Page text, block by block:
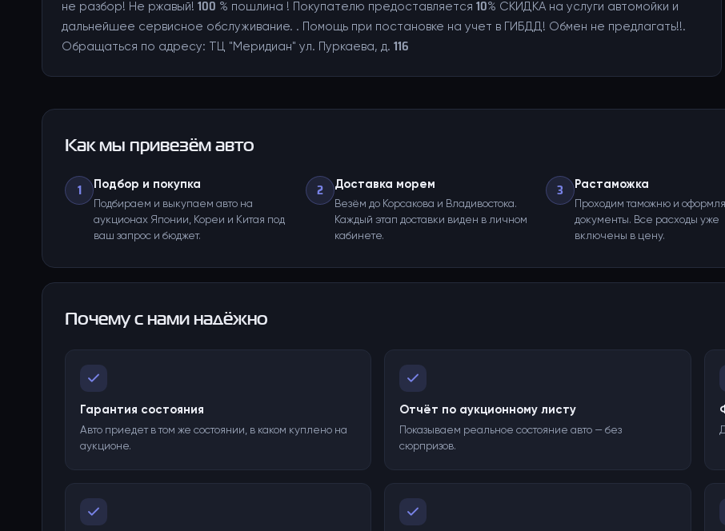
не разбор! Не ржавый! 100 % пошлина ! Покупателю предоставляется 10% СКИДКА на услуги автомойки и
дальнейшее сервисное обслуживание. . Помощь при постановке на учет в ГИБДД! Обмен не предлагать!!.
Обращаться по адресу: ТЦ "Меридиан" ул. Пуркаева, д. 116
Как мы привезём авто
1 Подбор и покупка
Подбираем и выкупаем авто на
аукционах Японии, Кореи и Китая под
ваш запрос и бюджет.
2 Доставка морем
Везём до Корсакова и Владивостока.
Каждый этап доставки виден в личном
кабинете.
3 Растаможка
Проходим таможню и
документы. Все расходы уже
включены в цену.
Почему с нами надёжно
Гарантия состояния
Авто приедет в том же состоянии, в каком куплено на
аукционе.
Отчёт по аукционному листу
Показываем реальное состояние авто — без
сюрпризов.